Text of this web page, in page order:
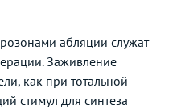
абляции служат
Заживление
как при тотальной
стимул для синтеза